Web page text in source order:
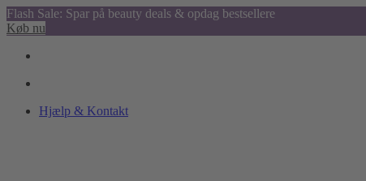
Flash Sale: Spar på beauty deals & opdag bestsellere
Køb nu
Hjælp & Kontakt